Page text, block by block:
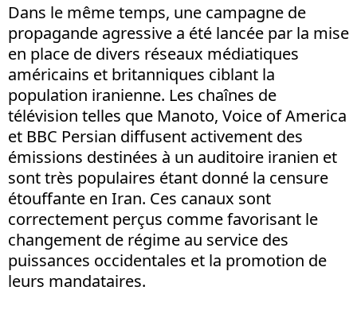
Dans le même temps, une campagne de
propagande agressive a été lancée par la mise
en place de divers réseaux médiatiques
américains et britanniques ciblant la
population iranienne. Les chaînes de
télévision telles que Manoto, Voice of America
et BBC Persian diffusent activement des
émissions destinées à un auditoire iranien et
sont très populaires étant donné la censure
étouffante en Iran. Ces canaux sont
correctement perçus comme favorisant le
changement de régime au service des
puissances occidentales et la promotion de
leurs mandataires.